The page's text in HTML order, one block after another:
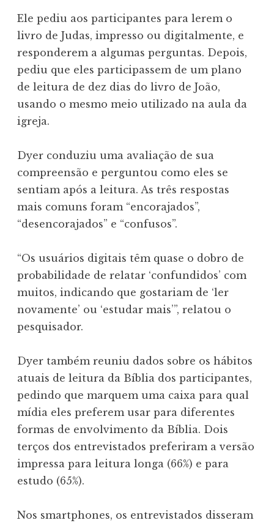
Ele pediu aos participantes para lerem o
livro de Judas, impresso ou digitalmente, e
responderem a algumas perguntas. Depois,
pediu que eles participassem de um plano
de leitura de dez dias do livro de João,
usando o mesmo meio utilizado na aula da
igreja.
Dyer conduziu uma avaliação de sua
compreensão e perguntou como eles se
sentiam após a leitura. As três respostas
mais comuns foram “encorajados”,
“desencorajados” e “confusos”.
“Os usuários digitais têm quase o dobro de
probabilidade de relatar ‘confundidos’ com
muitos, indicando que gostariam de ‘ler
novamente’ ou ‘estudar mais’”, relatou o
pesquisador.
Dyer também reuniu dados sobre os hábitos
atuais de leitura da Bíblia dos participantes,
pedindo que marquem uma caixa para qual
mídia eles preferem usar para diferentes
formas de envolvimento da Bíblia. Dois
terços dos entrevistados preferiram a versão
impressa para leitura longa (66%) e para
estudo (65%).
Nos smartphones, os entrevistados disseram